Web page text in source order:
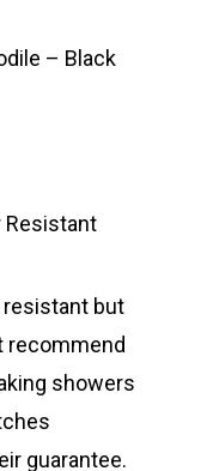
– Black
Resistant
resistant but
recommend
showers
guarantee.